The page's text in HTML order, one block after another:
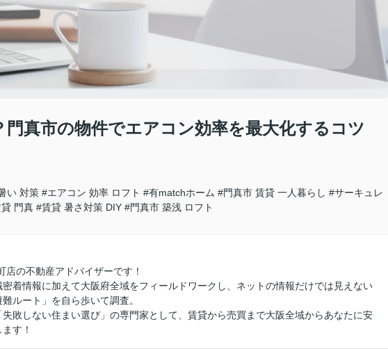
門真市の物件でエアコン効率を最大化するコツ
い 対策 #エアコン 効率 ロフト #有matchホーム #門真市 賃貸 一人暮らし #サーキュレ
門真 #賃貸 暑さ対策 DIY #門真市 築浅 ロフト
店の不動産アドバイザーです！
着情報に加えて大阪府全域をフィールドワークし、ネットの情報だけでは見えない
ルート」を自ら歩いて調査。
敗しない住まい選び」の専門家として、賃貸から売買まで大阪全域からあなたに安
す！